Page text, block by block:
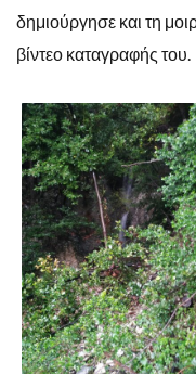
δημιούργησε και τη
βίντεο καταγραφής του.